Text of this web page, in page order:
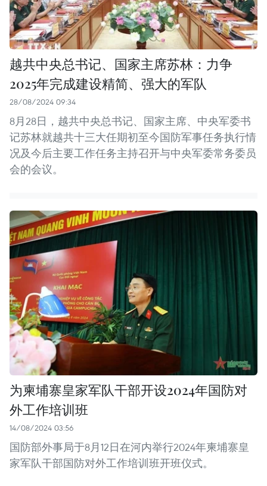
越共中央总书记、国家主席苏林：力争
2025年完成建设精简、强大的军队
28/08/2024 09:34
8月28日，越共中央总书记、国家主席、中央军委书
记苏林就越共十三大任期初至今国防军事任务执行情
况及今后主要工作任务主持召开与中央军委常务委员
会的会议。
为柬埔寨皇家军队干部开设2024年国防对
外工作培训班
14/08/2024 03:56
国防部外事局于8月12日在河内举行2024年柬埔寨皇
家军队干部国防对外工作培训班开班仪式。